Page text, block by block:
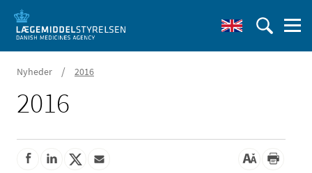
Nyheder / 2016
2016